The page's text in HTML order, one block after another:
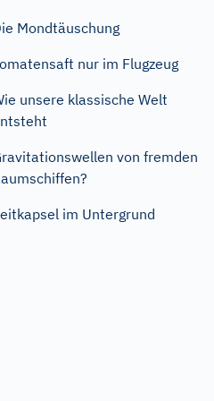
Mondtäuschung
nur im Flugzeug
unsere klassische Welt
von fremden
im Untergrund